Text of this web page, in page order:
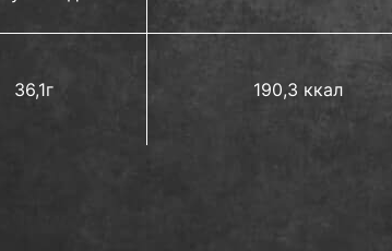
36,1г 190,3 ккал